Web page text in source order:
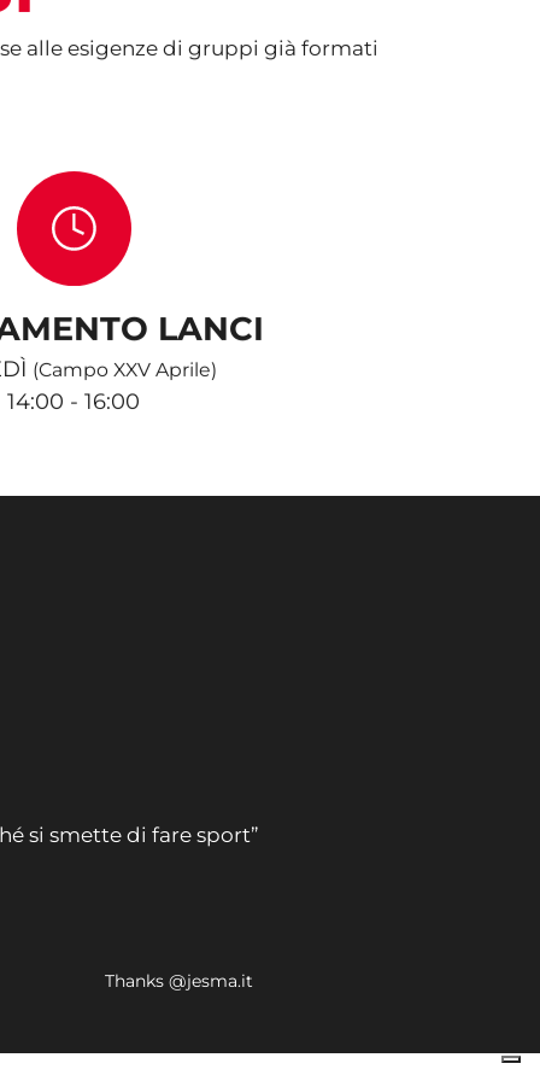
alle esigenze di gruppi già formati
LANCI
(Campo XXV Aprile)
14:00 - 16:00
si smette di fare sport”
Thanks @jesma.it